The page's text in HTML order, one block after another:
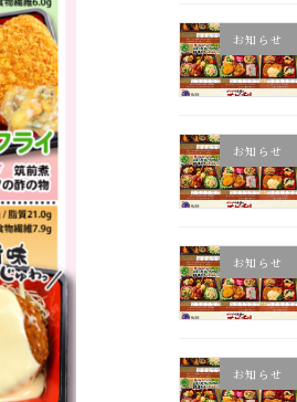
お知らせ
お知らせ
お知らせ
お知らせ